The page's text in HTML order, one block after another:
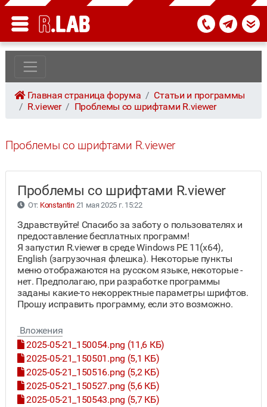
Главная страница форума
Статьи и программы
R.viewer
Проблемы со шрифтами R.viewer
Проблемы со шрифтами R.viewer
Проблемы со шрифтами R.viewer
От: Konstantin21 мая 2025 г. 15:22
Здравствуйте! Спасибо за заботу о пользователях и
предоставление бесплатных программ!
Я запустил R.viewer в среде Windows PE 11(x64),
English (загрузочная флешка). Некоторые пункты
меню отображаются на русском языке, некоторые -
нет. Предполагаю, при разработке программы
заданы какие-то некорректные параметры шрифтов.
Прошу исправить программу, если это возможно.
Вложения
2025-05-21_150054.png (11,6 КБ)
2025-05-21_150501.png (5,1 КБ)
2025-05-21_150516.png (5,2 КБ)
2025-05-21_150527.png (5,6 КБ)
2025-05-21_150543.png (5,7 КБ)